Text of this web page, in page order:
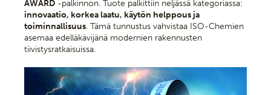
AWARD -palkinnon. Tuote palkittiin neljässä kategoriassa:
innovaatio, korkea laatu, käytön helppous ja
toiminnallisuus. Tämä tunnustus vahvistaa ISO-Chemien
asemaa edelläkävijänä modernien rakennusten
tiivistysratkaisuissa.